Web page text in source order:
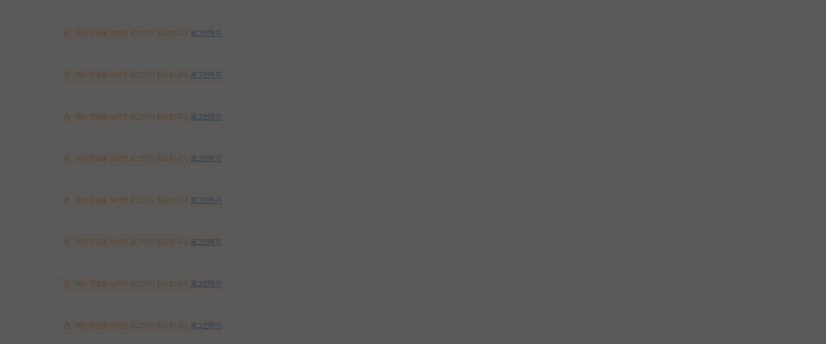
해당 댓글을 보려면 로그인이 필요합니다. 로그인하기
해당 댓글을 보려면 로그인이 필요합니다. 로그인하기
해당 댓글을 보려면 로그인이 필요합니다. 로그인하기
해당 댓글을 보려면 로그인이 필요합니다. 로그인하기
해당 댓글을 보려면 로그인이 필요합니다. 로그인하기
해당 댓글을 보려면 로그인이 필요합니다. 로그인하기
해당 댓글을 보려면 로그인이 필요합니다. 로그인하기
해당 댓글을 보려면 로그인이 필요합니다. 로그인하기